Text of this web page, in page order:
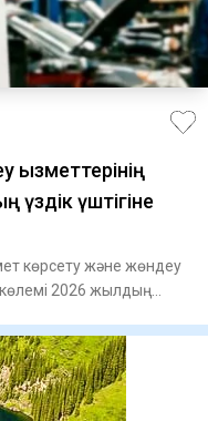
үздік үштігіне
көрсету және жөндеу
2026 жылдың